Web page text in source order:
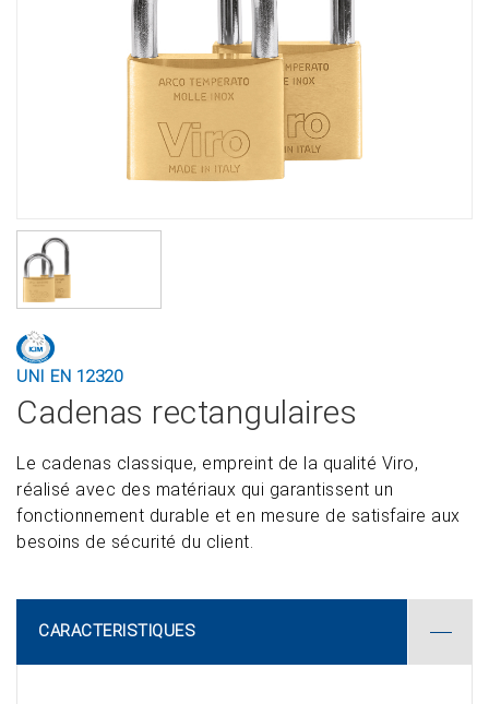
UNI EN 12320
Cadenas rectangulaires
Le cadenas classique, empreint de la qualité Viro,
réalisé avec des matériaux qui garantissent un
fonctionnement durable et en mesure de satisfaire aux
besoins de sécurité du client.
CARACTERISTIQUES